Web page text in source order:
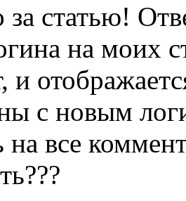
за статью!
на моих
и
с новым
на все